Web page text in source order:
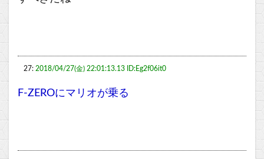
27: 2018/04/27(金) 22:01:13.13 ID:Eg2f06it0
F-ZEROにマリオが乗る